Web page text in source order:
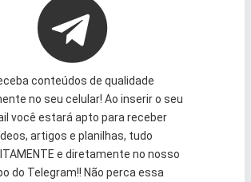
conteúdos de qualidade
no seu celular! Ao inserir o seu
você estará apto para receber
artigos e planilhas, tudo
e diretamente no nosso
do Telegram!! Não perca essa